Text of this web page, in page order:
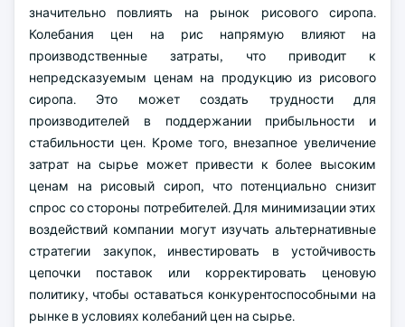
значительно повлиять на рынок рисового сиропа.
Колебания цен на рис напрямую влияют на
производственные затраты, что приводит к
непредсказуемым ценам на продукцию из рисового
сиропа. Это может создать трудности для
производителей в поддержании прибыльности и
стабильности цен. Кроме того, внезапное увеличение
затрат на сырье может привести к более высоким
ценам на рисовый сироп, что потенциально снизит
спрос со стороны потребителей. Для минимизации этих
воздействий компании могут изучать альтернативные
стратегии закупок, инвестировать в устойчивость
цепочки поставок или корректировать ценовую
политику, чтобы оставаться конкурентоспособными на
рынке в условиях колебаний цен на сырье.